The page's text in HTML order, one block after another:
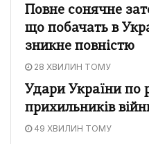
Повне сонячне
що побачать в
зникне повністю
28 ХВИЛИН ТОМУ
Удари України по
прихильників
49 ХВИЛИН ТОМУ